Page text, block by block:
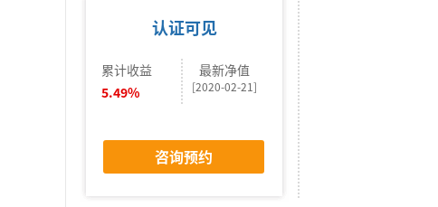
认证可见
累计收益
5.49%
最新净值
[2020-02-21]
咨询预约